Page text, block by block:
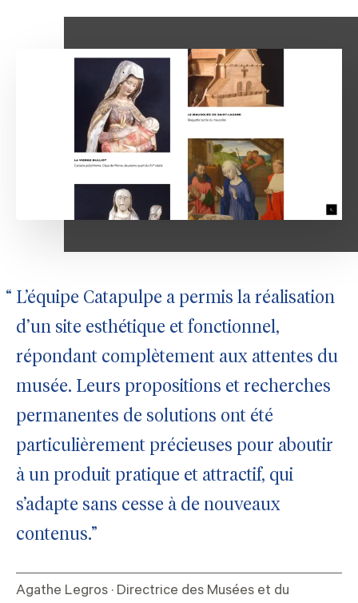
L’équipe Catapulpe a permis la réalisation
d’un site esthétique et fonctionnel,
répondant complètement aux attentes du
musée. Leurs propositions et recherches
permanentes de solutions ont été
particulièrement précieuses pour aboutir
à un produit pratique et attractif, qui
s’adapte sans cesse à de nouveaux
contenus.”
Agathe Legros · Directrice des Musées et du